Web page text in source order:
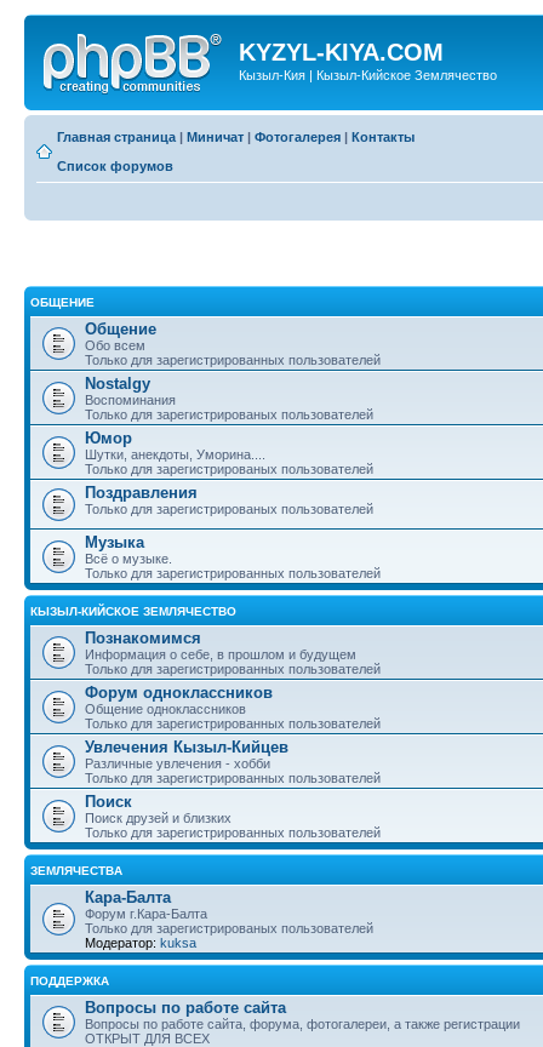
KYZYL-KIYA.COM
Кызыл-Кия | Кызыл-Кийское Землячество
Главная страница | Миничат | Фотогалерея | Контакты
Список форумов
ОБЩЕНИЕ
Общение
Обо всем
Только для зарегистрированных пользователей
Nostalgy
Воспоминания
Только для зарегистрированых пользователей
Юмор
Шутки, анекдоты, Уморина....
Только для зарегистрированых пользователей
Поздравления
Только для зарегистрированых пользователей
Музыка
Всё о музыке.
Только для зарегистрированных пользователей
КЫЗЫЛ-КИЙСКОЕ ЗЕМЛЯЧЕСТВО
Познакомимся
Информация о себе, в прошлом и будущем
Только для зарегистрированных пользователей
Форум одноклассников
Общение одноклассников
Только для зарегистрированных пользователей
Увлечения Кызыл-Кийцев
Различные увлечения - хобби
Только для зарегистрированных пользователей
Поиск
Поиск друзей и близких
Только для зарегистрированных пользователей
ЗЕМЛЯЧЕСТВА
Кара-Балта
Форум г.Кара-Балта
Только для зарегистрированых пользователей
Модератор: kuksa
ПОДДЕРЖКА
Вопросы по работе сайта
Вопросы по работе сайта, форума, фотогалереи, а также регистрации
ОТКРЫТ ДЛЯ ВСЕХ